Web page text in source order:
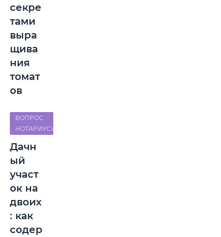
секре
тами
выра
щива
ния
томат
ов
ВОПРОС
НОТАРИУСУ
Дачн
ый
участ
ок на
двоих
: как
содер